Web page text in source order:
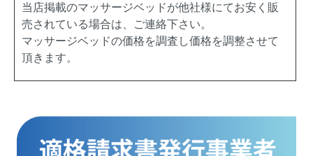
当店掲載のマッサージベッドが他社様にてお安く販
売されている場合は、ご連絡下さい。
マッサージベッドの価格を調査し価格を調整させて
頂きます。